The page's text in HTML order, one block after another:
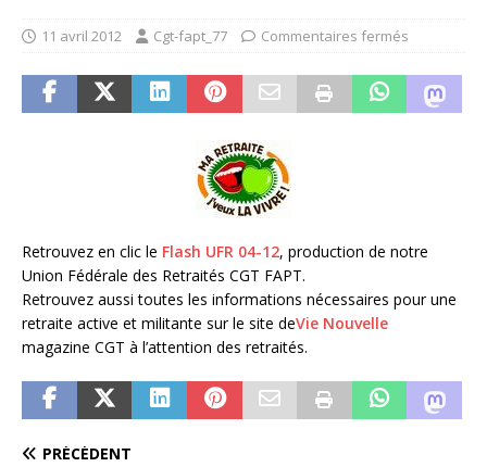
11 avril 2012 Cgt-fapt_77 Commentaires fermés
Retrouvez en clic le Flash UFR 04-12, production de notre
Union Fédérale des Retraités CGT FAPT.
Retrouvez aussi toutes les informations nécessaires pour une
retraite active et militante sur le site deVie Nouvelle
magazine CGT à l’attention des retraités.
PRÉCÉDENT